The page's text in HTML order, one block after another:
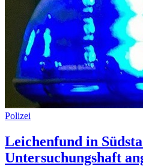
Polizei
Leichenfund in
Untersuchungshaft